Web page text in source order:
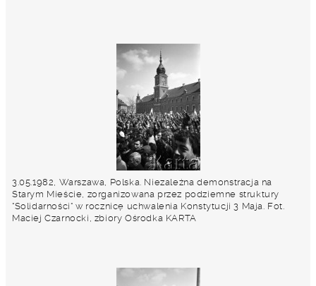
3.05.1982, Warszawa, Polska. Niezależna demonstracja na
Starym Mieście, zorganizowana przez podziemne struktury
"Solidarności" w rocznicę uchwalenia Konstytucji 3 Maja. Fot.
Maciej Czarnocki, zbiory Ośrodka KARTA